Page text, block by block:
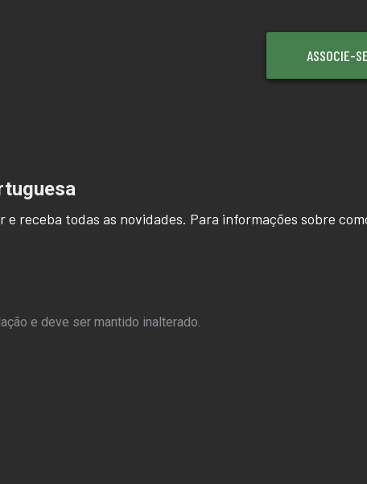
ASSOCIE-SE
receba todas as novidades. Para informações sobre
e deve ser mantido inalterado.